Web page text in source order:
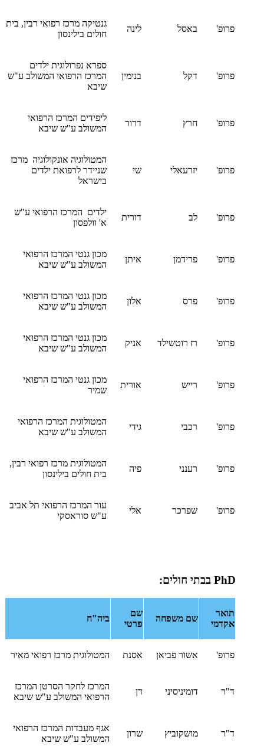
פרופ' באסל לינה
גנטיקה מרכז רפואי רבין, בית
חולים בילינסון
פרופ' דקל בנימין
ספרא נפרולוגית ילדים
המרכז הרפואי המשולב ע"ש
שיבא
פרופ' חרץ דרור
ליפידים המרכז הרפואי
המשולב ע"ש שיבא
פרופ' יזרעאלי שי
המטולוגיה אונקולוגיה מרכז
שניידר לרפואת ילדים
בישראל
פרופ' לב דורית
ילדים המרכז הרפואי ע"ש
א' וולפסון
פרופ' פרידמן איתן
מכון גנטי המרכז הרפואי
המשולב ע"ש שיבא
פרופ' פרס אלון
מכון גנטי המרכז הרפואי
המשולב ע"ש שיבא
פרופ' רז רוטשילד אניק
מכון גנטי המרכז הרפואי
המשולב ע"ש שיבא
פרופ' רייש אורית
מכון גנטי המרכז הרפואי
שמיר
פרופ' רכבי גידי
המטולוגית המרכז הרפואי
המשולב ע"ש שיבא
פרופ' רענני פיה
המטולוגית מרכז רפואי רבין,
בית חולים בילינסון
פרופ' שפרכר אלי
עור המרכז הרפואי תל אביב
ע"ש סוראסקי
PhD בבתי חולים:
תואר
אקדמי
שם משפחה
שם
פרטי
ביה"ח
פרופ' אשור פביאן אסנת המטולוגית מרכז רפואי מאיר
ד"ר דומיניסיני דן
המרכז לחקר הסרטן המרכז
הרפואי המשולב ע"ש שיבא
ד"ר מושקוביץ שרון
אגף מעבדות המרכז הרפואי
המשולב ע"ש שיבא